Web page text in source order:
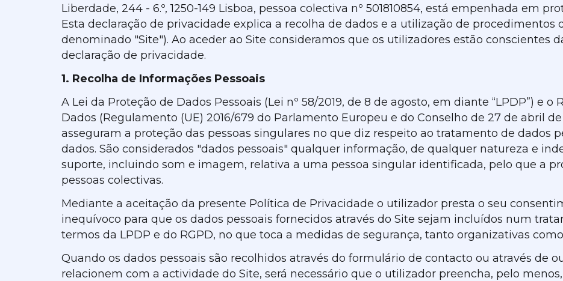
Liberdade, 244 - 6.º, 1250-149 Lisboa, pessoa colectiva nº 501810854, está empenhada em
Esta declaração de privacidade explica a recolha de dados e a utilização de procedimentos
denominado "Site"). Ao aceder ao Site consideramos que os utilizadores estão conscientes
declaração de privacidade.
1. Recolha de Informações Pessoais
A Lei da Proteção de Dados Pessoais (Lei nº 58/2019, de 8 de agosto, em diante “LPDP”) e
Dados (Regulamento (UE) 2016/679 do Parlamento Europeu e do Conselho de 27 de abril
asseguram a proteção das pessoas singulares no que diz respeito ao tratamento de dados
dados. São considerados "dados pessoais" qualquer informação, de qualquer natureza e
suporte, incluindo som e imagem, relativa a uma pessoa singular identificada, pelo que a
pessoas colectivas.
Mediante a aceitação da presente Política de Privacidade o utilizador presta o seu
inequívoco para que os dados pessoais fornecidos através do Site sejam incluídos num
termos da LPDP e do RGPD, no que toca a medidas de segurança, tanto organizativas
Quando os dados pessoais são recolhidos através do formulário de contacto ou através de
relacionem com a actividade do Site, será necessário que o utilizador preencha, pelo